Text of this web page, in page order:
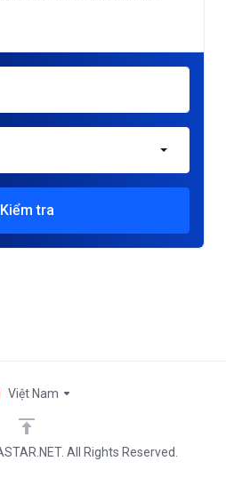
Kiểm tra
All Rights Reserved.
Việt Nam